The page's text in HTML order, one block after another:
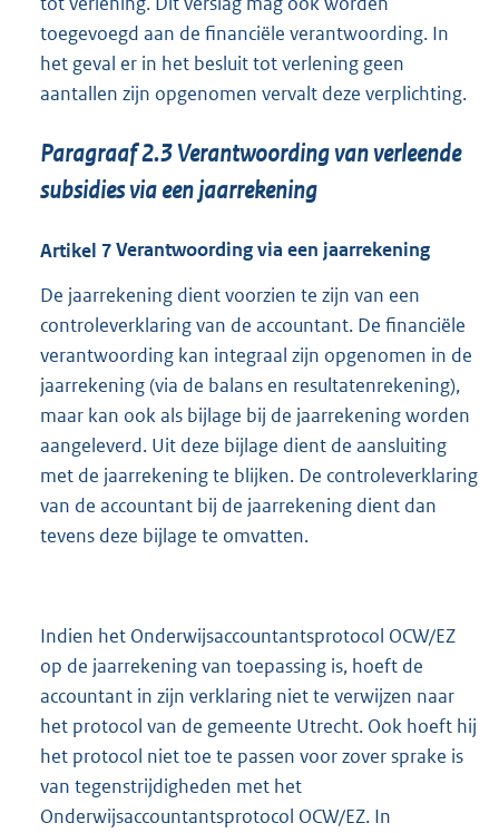
toegevoegd aan de financiële verantwoording. In
het geval er in het besluit tot verlening geen
aantallen zijn opgenomen vervalt deze verplichting.
Paragraaf 2.3Verantwoording van verleende
subsidies via een jaarrekening
Artikel 7Verantwoording via een jaarrekening
De jaarrekening dient voorzien te zijn van een
controleverklaring van de accountant. De financiële
verantwoording kan integraal zijn opgenomen in de
jaarrekening (via de balans en resultatenrekening),
maar kan ook als bijlage bij de jaarrekening worden
aangeleverd. Uit deze bijlage dient de aansluiting
met de jaarrekening te blijken. De controleverklaring
van de accountant bij de jaarrekening dient dan
tevens deze bijlage te omvatten.
Indien het Onderwijsaccountantsprotocol OCW/EZ
op de jaarrekening van toepassing is, hoeft de
accountant in zijn verklaring niet te verwijzen naar
het protocol van de gemeente Utrecht. Ook hoeft hij
het protocol niet toe te passen voor zover sprake is
van tegenstrijdigheden met het
Onderwijsaccountantsprotocol OCW/EZ. In